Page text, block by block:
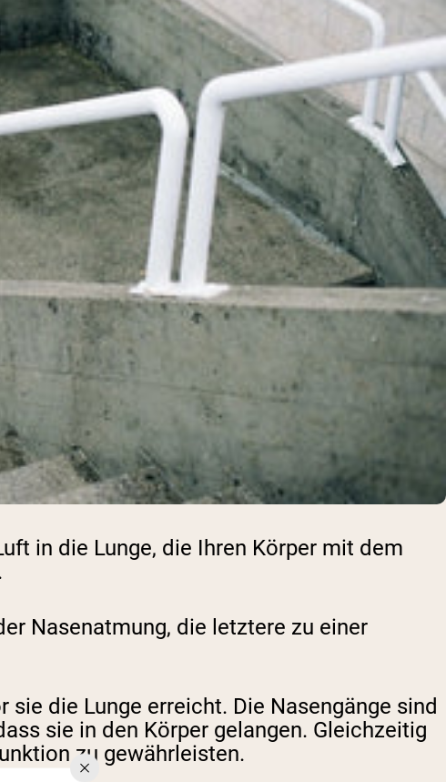
in die Lunge, die Ihren Körper mit dem
Nasenatmung, die letztere zu einer
die Lunge erreicht. Die Nasengänge sind
sie in den Körper gelangen. Gleichzeitig
zu gewährleisten.